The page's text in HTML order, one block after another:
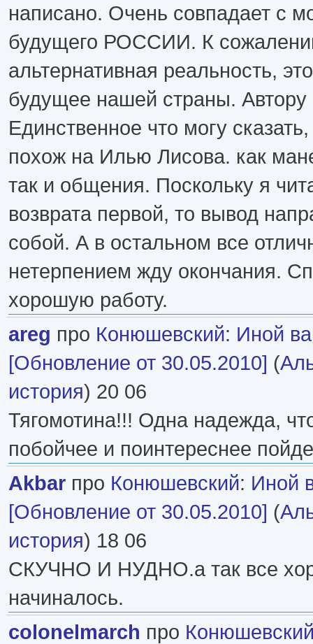
написано. Очень совпадает с
будущего РОССИИ. К
альтернативная реальность,
будущее нашей страны. Автору
Единственное что могу
похож на Илью Лисова. как
так и общения. Поскольку я
возврата первой, то вывод
собой. А в остальном все
нетерпением жду окончания.
хорошую работу.
areg про Конюшевский: Иной
[Обновление от 30.05.2010] (
история) 20 06
Тягомотина!!! Одна надежда,
побойчее и поинтереснее
Akbar про Конюшевский: Иной
[Обновление от 30.05.2010] (
история) 18 06
СКУЧНО И НУДНО.а так все
начиналось.
colonelmarch про